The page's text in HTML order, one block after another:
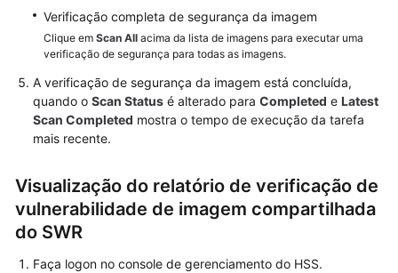
Consulte
versão
What's
New
Technology
Verificação completa de segurança da imagem
Clique em Scan All acima da lista de imagens para executar uma
verificação de segurança para todas as imagens.
A verificação de segurança da imagem está concluída,
quando o Scan Status é alterado para Completed e Latest
Scan Completed mostra o tempo de execução da tarefa
mais recente.
Visualização do relatório de verificação de
vulnerabilidade de imagem compartilhada
do SWR
Faça logon no console de gerenciamento do HSS.